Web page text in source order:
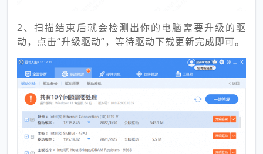
2、扫描结束后就会检测出你的电脑需要升级的驱
动，点击“升级驱动”，等待驱动下载更新完成即可。